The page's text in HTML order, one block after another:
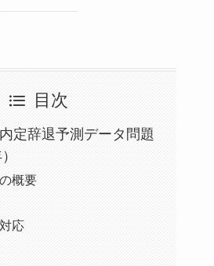
目次
定辞退予測データ問題
概要
応